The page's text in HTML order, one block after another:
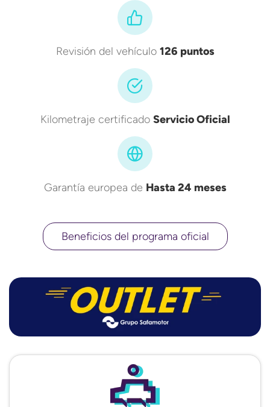
Revisión del vehículo 126 puntos
Kilometraje certificado Servicio Oficial
Garantía europea de Hasta 24 meses
Beneficios del programa oficial